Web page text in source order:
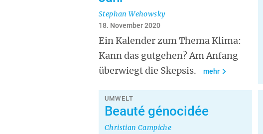
Stephan Wehowsky
18. November 2020
Ein Kalender zum Thema Klima:
Kann das gutgehen? Am Anfang
überwiegt die Skepsis.
mehr
UMWELT
Beauté génocidée
Christian Campiche